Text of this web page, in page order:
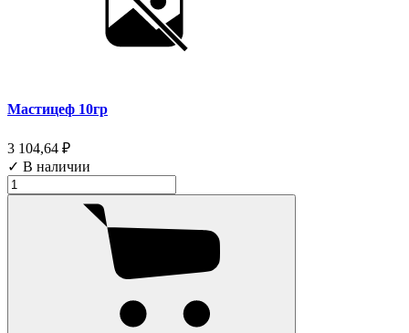
Мастицеф 10гр
3 104,64 ₽
✓ В наличии